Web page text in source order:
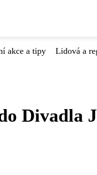
akce a tipy Lidová a
Divadla